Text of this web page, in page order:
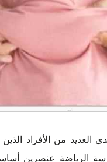
العديد من الأفراد
الرياضة عنصرين